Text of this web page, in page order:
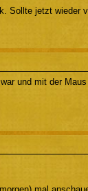
Sollte jetzt wieder
und mit der